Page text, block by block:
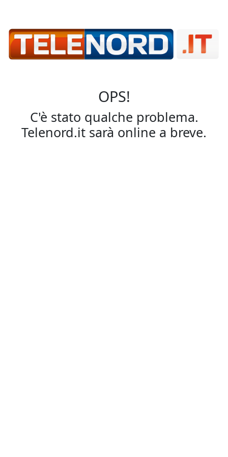
OPS!
C'è stato qualche problema.
Telenord.it sarà online a breve.